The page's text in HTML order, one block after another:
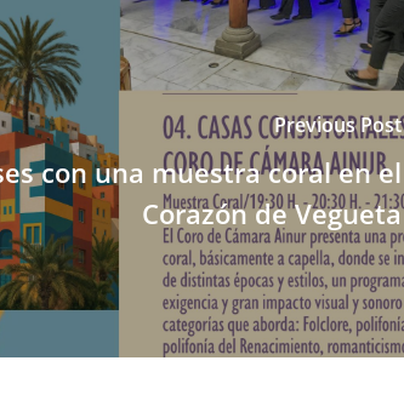
Previous Post
con una muestra coral en el
Corazón de Vegueta